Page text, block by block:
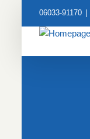
06033-91170